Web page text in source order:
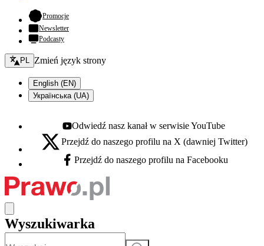
Promocje- otwiera się w nowej karcie
Newsletter
Podcasty
Zmień język - bieżący:
PL Zmień język strony
English (EN)
Українська (UA)
Youtube - otwiera się w nowej karcie
Odwiedź nasz kanał w serwisie YouTube
X - otwiera się w nowej karcie
Przejdź do naszego profilu na X (dawniej Twitter)
Facebook - otwiera się w nowej karcie
Przejdź do naszego profilu na Facebooku
Wyszukiwarka